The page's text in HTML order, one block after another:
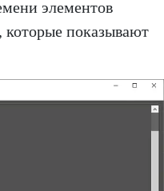
элементов
которые показывают